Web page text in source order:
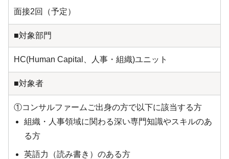
面接2回（予定）
■対象部門
HC(Human Capital、人事・組織)ユニット
■対象者
①コンサルファームご出身の方で以下に該当する方
組織・人事領域に関わる深い専門知識やスキルのあ
る方
英語力（読み書き）のある方